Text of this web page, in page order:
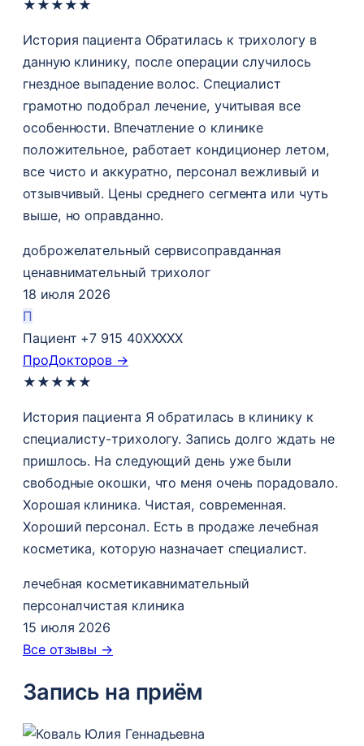
★ ★ ★ ★ ★
История пациента Обратилась к трихологу в
данную клинику, после операции случилось
гнездное выпадение волос​. Специалист
грамотно подобрал лечение, учитывая все
особенности. Впечатление о клинике
положительное, работает кондиционер летом,
все чисто и аккуратно, персонал вежливый и
отзывчивый. Цены среднего сегмента или чуть
выше, но оправданно.
доброжелательный сервисоправданная
ценавнимательный трихолог
18 июля 2026
П
Пациент +7 915 40XXXXX
ПроДокторов →
★ ★ ★ ★ ★
История пациента Я обратилась в клинику к
специалисту-трихологу. Запись долго ждать не
пришлось. На следующий день уже были
свободные окошки, что меня очень порадовало.
Хорошая клиника. Чистая, современная.
Хороший персонал. Есть в продаже лечебная
косметика, которую назначает специалист.
лечебная косметикавнимательный
персоналчистая клиника
15 июля 2026
Все отзывы →
Запись на приём